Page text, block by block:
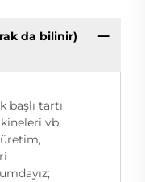
da bilinir)
başlı tartı
vb.
üretim,